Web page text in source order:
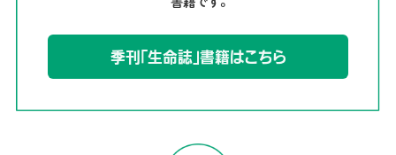
季刊「生命誌」書籍はこちら